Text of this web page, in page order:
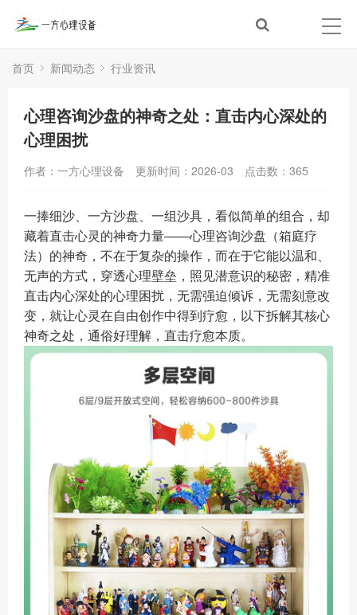
首页 新闻动态 行业资讯
心理咨询沙盘的神奇之处：直击内心深处的
心理困扰
作者：一方心理设备 更新时间：2026-03 点击数： 365
一捧细沙、一方沙盘、一组沙具，看似简单的组合，却
藏着直击心灵的神奇力量——心理咨询沙盘（箱庭疗
法）的神奇，不在于复杂的操作，而在于它能以温和、
无声的方式，穿透心理壁垒，照见潜意识的秘密，精准
直击内心深处的心理困扰，无需强迫倾诉，无需刻意改
变，就让心灵在自由创作中得到疗愈，以下拆解其核心
神奇之处，通俗好理解，直击疗愈本质。